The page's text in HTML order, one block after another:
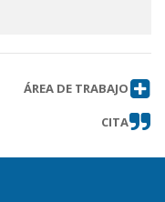
ÁREA DE TRABAJO
CITA